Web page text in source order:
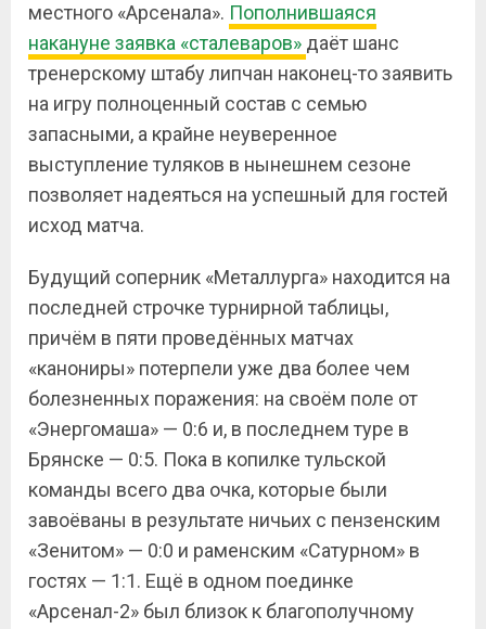
местного «Арсенала». Пополнившаяся
накануне заявка «сталеваров» даёт шанс
тренерскому штабу липчан наконец-то заявить
на игру полноценный состав с семью
запасными, а крайне неуверенное
выступление туляков в нынешнем сезоне
позволяет надеяться на успешный для гостей
исход матча.
Будущий соперник «Металлурга» находится на
последней строчке турнирной таблицы,
причём в пяти проведённых матчах
«канониры» потерпели уже два более чем
болезненных поражения: на своём поле от
«Энергомаша» — 0:6 и, в последнем туре в
Брянске — 0:5. Пока в копилке тульской
команды всего два очка, которые были
завоёваны в результате ничьих с пензенским
«Зенитом» — 0:0 и раменским «Сатурном» в
гостях — 1:1. Ещё в одном поединке
«Арсенал-2» был близок к благополучному